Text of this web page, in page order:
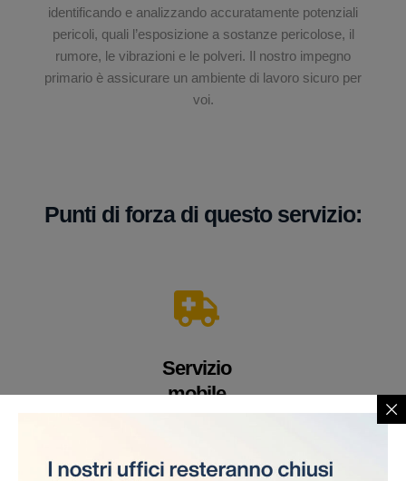
identificando e analizzando accuratamente potenziali
pericoli, quali l’esposizione a sostanze pericolose, il
rumore, le vibrazioni e le polveri. Il nostro impegno
primario è assicurare un ambiente di lavoro sicuro per
voi.
Punti di forza di questo servizio:
Servizio
mobile
nostri servizi direttamente sul cantiere, eliminando la